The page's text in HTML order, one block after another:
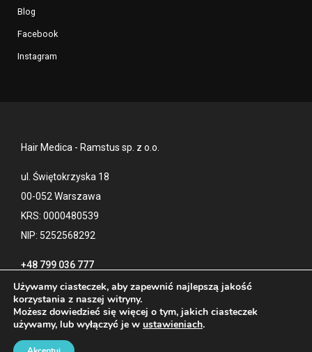
Blog
Facebook
Instagram
Hair Medica - Ramstus sp. z o.o.
ul. Świętokrzyska 18
00-052 Warszawa
KRS: 0000480539
NIP: 5252568292
+48 799 036 777
Kontakt Polityka prywatności
Blog
Używamy ciasteczek, aby zapewnić najlepszą jakość
korzystania z naszej witryny.
Możesz dowiedzieć się więcej o tym, jakich ciasteczek
używamy, lub wyłączyć je w ustawieniach.